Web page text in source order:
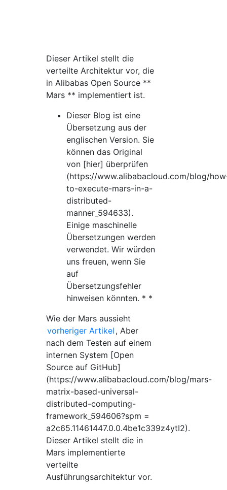
Dieser Artikel stellt die
verteilte Architektur vor, die
in Alibabas Open Source **
Mars ** implementiert ist.
Dieser Blog ist eine
Übersetzung aus der
englischen Version. Sie
können das Original
von [hier] überprüfen
(https://www.alibabacloud.com/blog/
to-execute-mars-in-a-
distributed-
manner_594633).
Einige maschinelle
Übersetzungen werden
verwendet. Wir würden
uns freuen, wenn Sie
auf
Übersetzungsfehler
hinweisen könnten. * *
Wie der Mars aussieht
vorheriger Artikel , Aber
nach dem Testen auf einem
internen System [Open
Source auf GitHub]
(https://www.alibabacloud.com/blog/mars-
matrix-based-universal-
distributed-computing-
framework_594606?spm =
a2c65.11461447.0.0.4be1c339z4ytI2).
Dieser Artikel stellt die in
Mars implementierte
verteilte
Ausführungsarchitektur vor.